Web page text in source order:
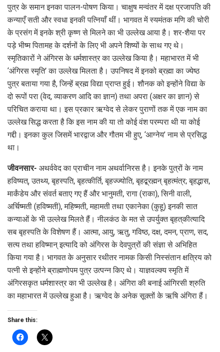
पुत्र के समान इनका पालन-पोषण किया। चाक्षुष मन्वंतर में दक्ष प्रजापति की
कन्याएँ सती और स्वधा इनकी पत्नियाँ थीं। भागवत में स्यमंतक मणि की चोरी
के प्रसंग में इनके श्री कृष्ण से मिलने का भी उल्लेख आया है। शर-शैया पर
पड़े भीष्म पितामह के दर्शनों के लिए भी अपने शिष्यों के साथ गए थे।
स्मृतिकारों ने अंगिरस के धर्मशास्त्र का उल्लेख किया है। महाभारत में भी
‘अंगिरस स्मृति’ का उल्लेख मिलता है। उपनिषद में इनको ब्रह्मा का ज्येष्ठ
पुत्र बताया गया है, जिन्हें ब्रह्म विद्या प्राप्त हुई। शौनक को इन्होंने विद्या के
दो रूपों परा (वेद, व्याकरण आदि का ज्ञान) तथा अपरा (अक्षर का ज्ञान) से
परिचित कराया था। इस प्रकार ऋग्वेद से लेकर पुराणों तक में एक नाम का
उल्लेख सिद्ध करता है कि इस नाम की या तो कोई वंश परम्परा थी या कोई
गद्दी। इनका कुल जिसमें भारद्वाज और गौतम भी हुए, ‘आग्नेय’ नाम से प्रसिद्ध
था।
जीवनसार- अथर्ववेद का प्राचीन नाम अथर्वानिरस है। इनके पुत्रों के नाम
हविष्यत्‌, उतथ्य, बृहस्पति, बृहत्कीर्ति, बृहज्ज्योति, बृहद्ब्रह्मन्‌ बृहत्मंत्र; बृहद्भास,
मार्कंडेय और संवर्त बताए गए हैं और भानुमती, रागा (राका), सिनी वाली,
अर्चिष्मती (हविष्मती), महिष्मती, महामती तथा एकानेका (कुहू) इनकी सात
कन्याओं के भी उल्लेख मिलते हैं। नीलकंठ के मत से उपर्युक्त बृहत्‌कीत्यादि
सब बृहस्पति के विशेषण हैं। आत्मा, आयु, ऋतु, गविष्ठ, दक्ष, दमन, प्राण, सद,
सत्य तथा हविष्मान्‌ इत्यादि को अंगिरस के देवपुत्रों की संज्ञा से अभिहित
किया गया है। भागवत के अनुसार रथीतर नामक किसी निस्संतान क्षत्रिय को
पत्नी से इन्होंने ब्राह्मणोपम पुत्र उत्पन्न किए थे। याज्ञवल्क्य स्मृति में
अंगिरसकृत धर्मशास्त्र का भी उल्लेख है। अंगिरा की बनाई आंगिरसी श्रुति
का महाभारत में उल्लेख हुआ है। ऋग्वेद के अनेक सूक्तों के ऋषि अंगिरा हैं।
Share this: